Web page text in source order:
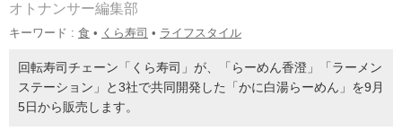
オトナンサー編集部
キーワード : 食 • くら寿司 • ライフスタイル
回転寿司チェーン「くら寿司」が、「らーめん香澄」「ラーメン
ステーション」と3社で共同開発した「かに白湯らーめん」を9月
5日から販売します。